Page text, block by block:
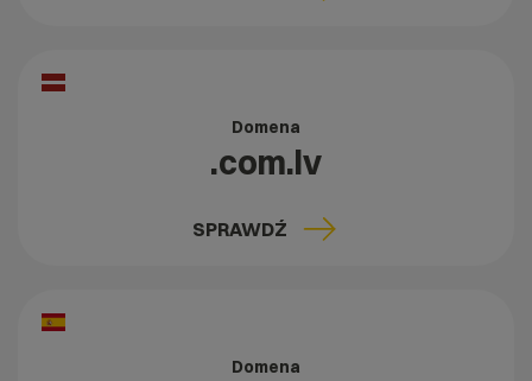
Domena
.com.lv
SPRAWDŹ
Domena